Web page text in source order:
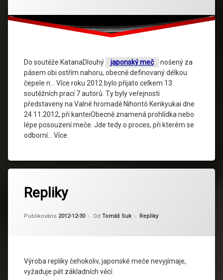
Do soutěže KatanaDlouhý japonský meč
nošený za
pásem obi ostřím nahoru, obecně definovaný délkou
čepele n… Více roku 2012 bylo přijato celkem 13
soutěžních prací 7 autorů. Ty byly veřejnosti
představeny na Valné hromadě Nihontó Kenkyukai dne
24.11.2012, při kanteiObecně znamená prohlídka nebo
lépe posouzení meče. Jde tedy o proces, při kterém se
odborní… Více.
Repliky
Publikováno 2012-12-30 Od Tomáš Suk Kategorie:
Repliky
Výroba repliky čehokoliv, japonské meče nevyjímaje,
vyžaduje pět základních věcí: